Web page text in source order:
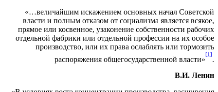
«…величайшим искажением основных начал Советской
власти и полным отказом от социализма является всякое,
прямое или косвенное, узаконение собственности рабочих
отдельной фабрики или отдельной профессии на их особое
производство, или их права ослаблять или тормозить
распоряжения общегосударственной власти»
[1]
В.И. Ленин